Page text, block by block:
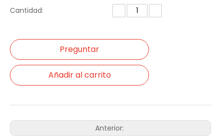
Cantidad:
Preguntar
Añadir al carrito
Anterior: